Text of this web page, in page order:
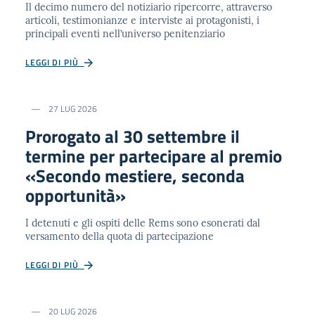
Il decimo numero del notiziario ripercorre, attraverso
articoli, testimonianze e interviste ai protagonisti, i
principali eventi nell’universo penitenziario
LEGGI DI PIÙ
27 LUG 2026
Prorogato al 30 settembre il
termine per partecipare al premio
«Secondo mestiere, seconda
opportunità»
I detenuti e gli ospiti delle Rems sono esonerati dal
versamento della quota di partecipazione
LEGGI DI PIÙ
20 LUG 2026